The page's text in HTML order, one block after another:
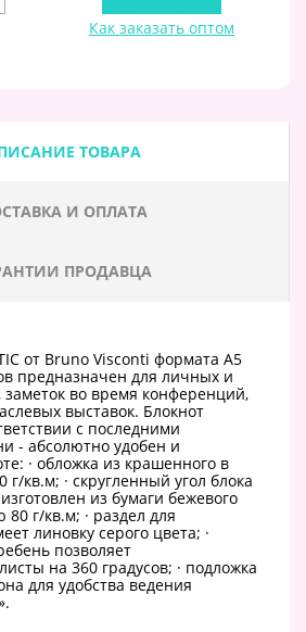
Как заказать оптом
ТОВАРА
И ОПЛАТА
ПРОДАВЦА
от Bruno Visconti формата А5
предназначен для личных и
заметок во время конференций,
выставок. Блокнот
с последними
- абсолютно удобен и
· обложка из крашенного в
г/кв.м; · скругленный угол блока
из бумаги бежевого
80 г/кв.м; · раздел для
линовку серого цвета; ·
позволяет
на 360 градусов; · подложка
для удобства ведения